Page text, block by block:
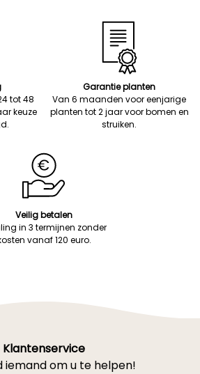
tot 48
keuze
Garantie planten
Van 6 maanden voor eenjarige
planten tot 2 jaar voor bomen en
struiken.
Veilig betalen
in 3 termijnen zonder
vanaf 120 euro.
Klantenservice
iemand om u te helpen!